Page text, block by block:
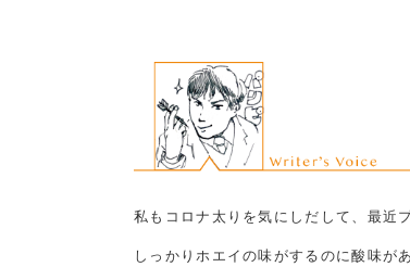
私もコロナ太りを気にしだして、最近
しっかりホエイの味がするのに酸味が